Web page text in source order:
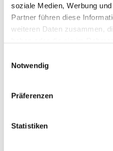
soziale Medien, Werbung
Partner führen diese
weiteren Daten zusammen,
Notwendig
Präferenzen
Statistiken